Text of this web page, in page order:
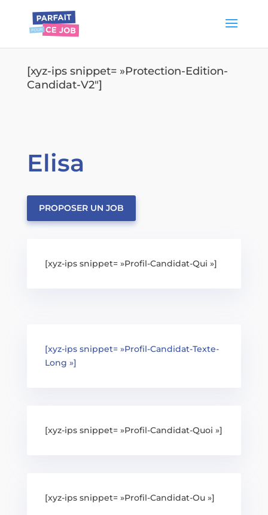
[xyz-ips snippet= »Protection-Edition-
Candidat-V2″]
Elisa
PROPOSER UN JOB
[xyz-ips snippet= »Profil-Candidat-Qui »]
[xyz-ips snippet= »Profil-Candidat-Texte-
Long »]
[xyz-ips snippet= »Profil-Candidat-Quoi »]
[xyz-ips snippet= »Profil-Candidat-Ou »]